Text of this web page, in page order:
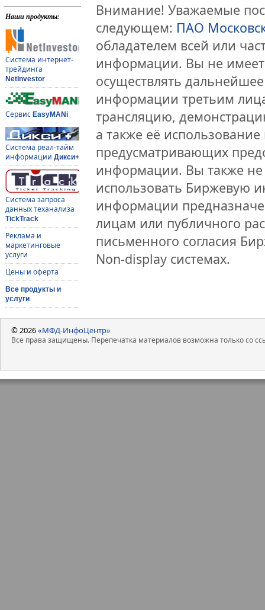
Наши продукты:
Система интернет-
трейдинга
NetInvestor
Сервис EasyMANi
Система реал-тайм
информации Дикси+
Система запроса
данных теханализа
TickTrack
Реклама и
маркетинговые
услуги
Цены и оферта
Все продукты и
услуги
Внимание! Уважаемые
следующем: ПАО
обладателем всей или
информации. Вы не
осуществлять
информации третьим
трансляцию,
а также её
предусматривающих
информации. Вы также не
использовать Биржевую
информации
лицам или публичного
письменного согласия
Non-display системах.
© 2026«МФД-ИнфоЦентр»
Все права защищены. Перепечатка материалов возможна только со